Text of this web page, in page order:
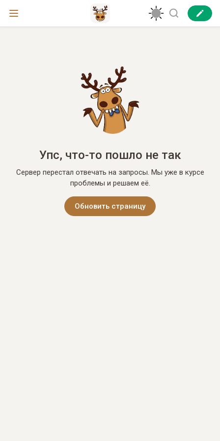
Упс, что-то пошло не так
Сервер перестал отвечать на запросы. Мы уже в курсе
проблемы и решаем её.
Обновить страницу